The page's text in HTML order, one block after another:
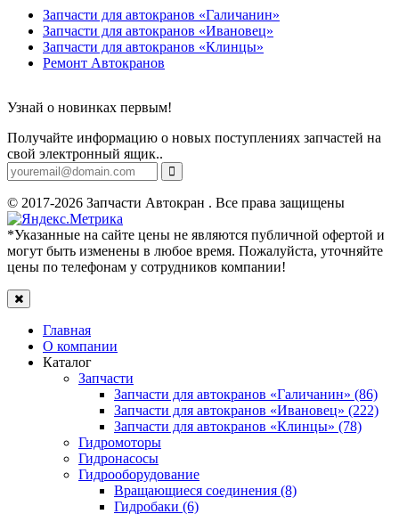
Запчасти для автокранов «Галичанин»
Запчасти для автокранов «Ивановец»
Запчасти для автокранов «Клинцы»
Ремонт Автокранов
Узнай о новинках первым!
Получайте информацию о новых поступлениях запчастей на
свой электронный ящик..
© 2017-2026 Запчасти Автокран . Все права защищены
*Указанные на сайте цены не являются публичной офертой и
могут быть изменены в любое время. Пожалуйста, уточняйте
цены по телефонам у сотрудников компании!
Главная
О компании
Каталог
Запчасти
Запчасти для автокранов «Галичанин» (86)
Запчасти для автокранов «Ивановец» (222)
Запчасти для автокранов «Клинцы» (78)
Гидромоторы
Гидронасосы
Гидрооборудование
Вращающиеся соединения (8)
Гидробаки (6)